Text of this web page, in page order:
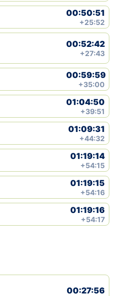
00:50:51
+25:52
00:52:42
+27:43
00:59:59
+35:00
01:04:50
+39:51
01:09:31
+44:32
01:19:14
+54:15
01:19:15
+54:16
01:19:16
+54:17
00:27:56